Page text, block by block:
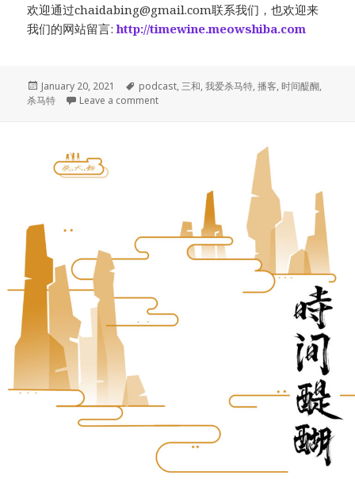
欢迎通过chaidabing@gmail.com联系我们，也欢迎来
我们的网站留言:http://timewine.meowshiba.com
Posted
on
January 20, 2021 Tags
podcast, 三和,我爱杀马特,播客,时间醍醐,
杀马特
Leave a commenton 005. 丛林法则中失声的人：《杀马特我爱